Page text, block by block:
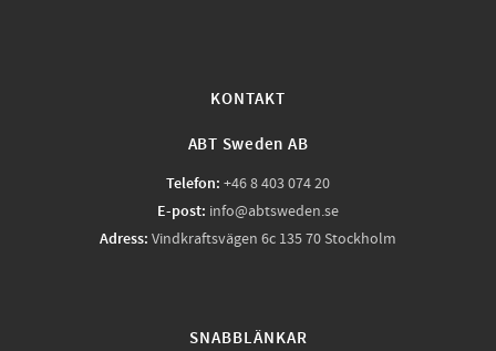
KONTAKT
ABT Sweden AB
Telefon: +46 8 403 074 20
E-post: info@abtsweden.se
Adress: Vindkraftsvägen 6c 135 70 Stockholm
SNABBLÄNKAR